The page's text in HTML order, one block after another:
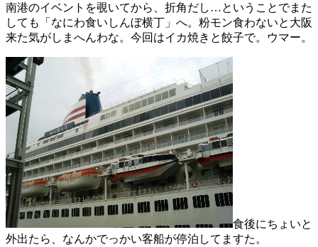
南港のイベントを覗いてから、折角だし…ということでまた
しても「なにわ食いしんぼ横丁」へ。粉モン食わないと大阪
来た気がしまへんわな。今回はイカ焼きと餃子で。ウマー。
食後にちょいと
外出たら、なんかでっかい客船が停泊してますた。